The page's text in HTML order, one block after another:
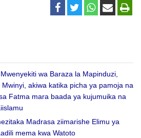
wa Baraza la Mapinduzi,
Mwinyi, akiwa katika picha ya pamoja na
Fatma mara baada ya kujumuika na
Madrasa ziimarishe Elimu ya
mema kwa Watoto